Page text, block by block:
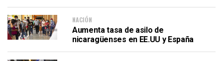
NACIÓN
Aumenta tasa de asilo de
nicaragüenses en EE.UU y España